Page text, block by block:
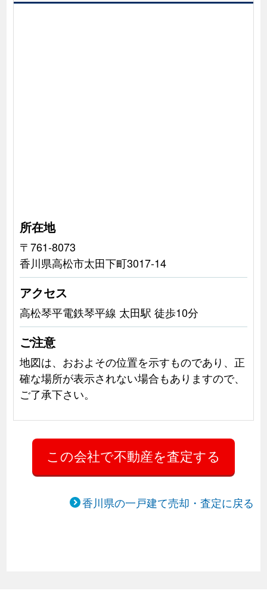
所在地
〒761-8073
香川県高松市太田下町3017-14
アクセス
高松琴平電鉄琴平線 太田駅 徒歩10分
ご注意
地図は、おおよその位置を示すものであり、正
確な場所が表示されない場合もありますので、
ご了承下さい。
香川県の一戸建て売却・査定に戻る